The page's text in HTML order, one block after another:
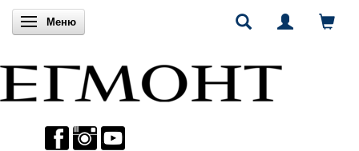
Включи навигацията
Меню